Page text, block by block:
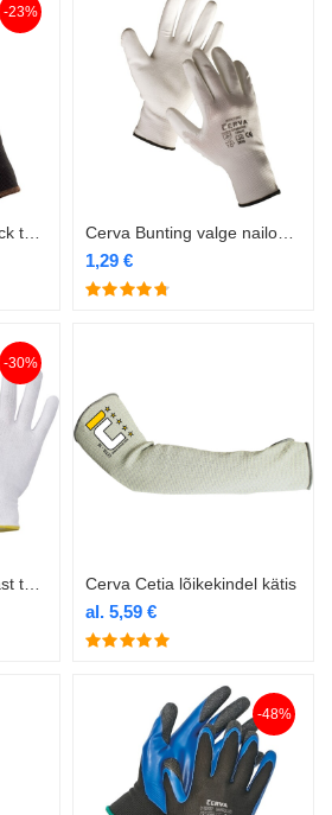
-23%
1,29 €
-30%
Cerva Cetia lõikekindel kätis
al. 5,59 €
-48%